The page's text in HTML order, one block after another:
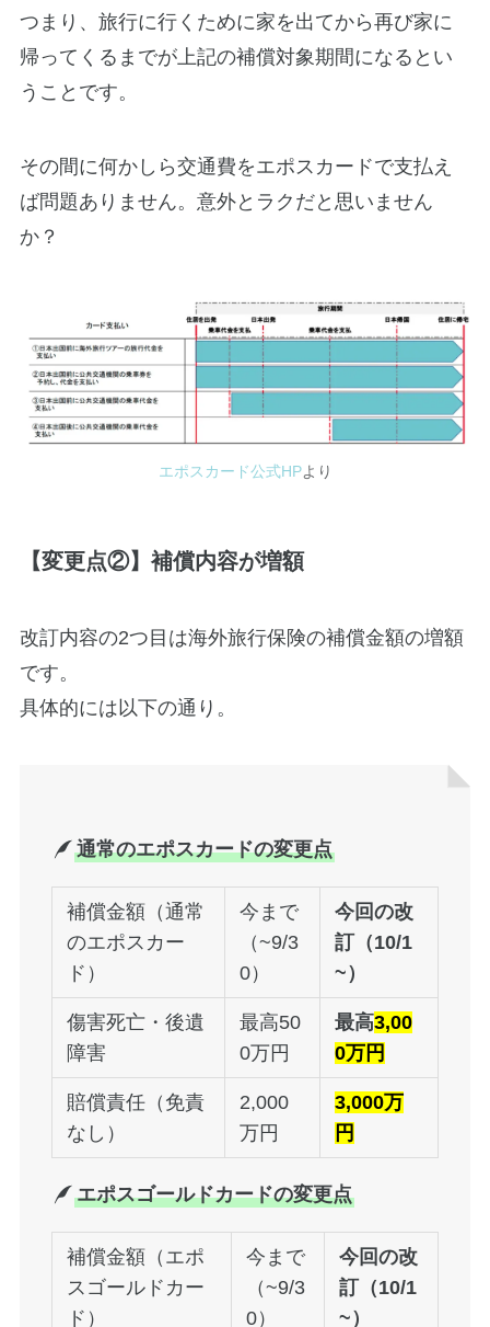
つまり、旅行に行くために家を出てから再び家に
帰ってくるまでが上記の補償対象期間になるとい
うことです。
その間に何かしら交通費をエポスカードで支払え
ば問題ありません。意外とラクだと思いません
か？
エポスカード公式HPより
【変更点②】補償内容が増額
改訂内容の2つ目は海外旅行保険の補償金額の増額
です。
具体的には以下の通り。
通常のエポスカードの変更点
補償金額（通常
のエポスカー
ド）
今まで
（~9/3
0）
今回の改
訂（10/1
~）
傷害死亡・後遺
障害
最高50
0万円
最高3,00
0万円
賠償責任（免責
なし）
2,000
万円
3,000万
円
エポスゴールドカードの変更点
補償金額（エポ
スゴールドカー
ド）
今まで
（~9/3
0）
今回の改
訂（10/1
~）